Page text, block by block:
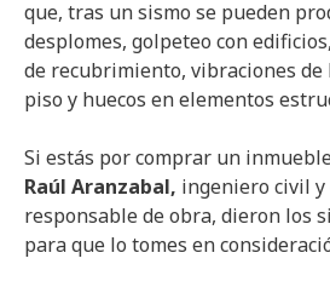
que, tras un sismo se pueden
desplomes, golpeteo con
de recubrimiento, vibraciones de
piso y huecos en elementos
Si estás por comprar un
Raúl Aranzabal, ingeniero civil
responsable de obra, dieron los
para que lo tomes en